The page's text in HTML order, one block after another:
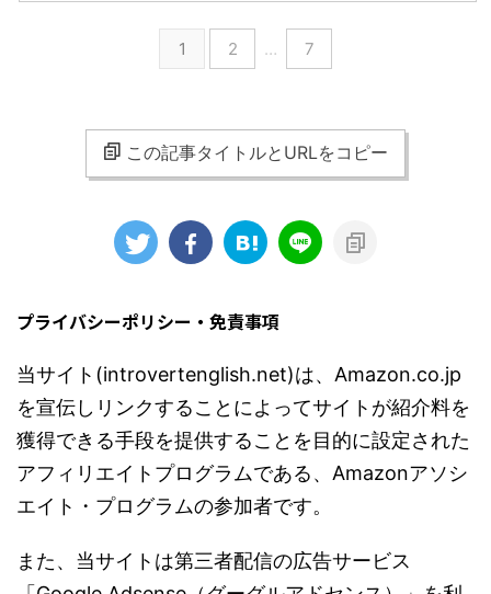
1 2 … 7
この記事タイトルとURLをコピー
プライバシーポリシー・免責事項
当サイト(introvertenglish.net)は、Amazon.co.jp
を宣伝しリンクすることによってサイトが紹介料を
獲得できる手段を提供することを目的に設定された
アフィリエイトプログラムである、Amazonアソシ
エイト・プログラムの参加者です。
また、当サイトは第三者配信の広告サービス